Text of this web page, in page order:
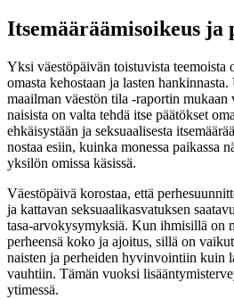
Itsemääräämisoikeus ja
Yksi väestöpäivän toistuvista teemoista
omasta kehostaan ja lasten
maailman väestön tila -raportin
naisista on valta tehdä itse päätökset
ehkäisystään ja seksuaalisesta
nostaa esiin, kuinka monessa paikassa
yksilön omissa käsissä.
Väestöpäivä korostaa, että
ja kattavan seksuaalikasvatuksen
tasa-arvokysymyksiä. Kun ihmisillä on
perheensä koko ja ajoitus, sillä on
naisten ja perheiden hyvinvointiin kuin
vauhtiin. Tämän vuoksi
ytimessä.